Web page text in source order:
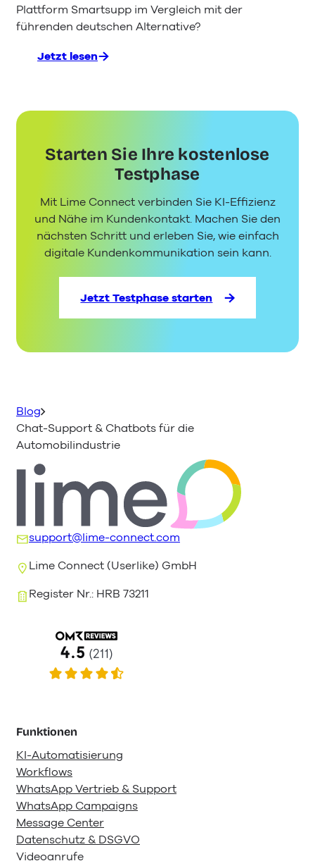
Plattform Smartsupp im Vergleich mit der
führenden deutschen Alternative?
Jetzt lesen
:
Alternative:
Smartsupp
2026
Starten Sie Ihre kostenlose
Testphase
Mit Lime Connect verbinden Sie KI-Effizienz
und Nähe im Kundenkontakt. Machen Sie den
nächsten Schritt und erleben Sie, wie einfach
digitale Kundenkommunikation sein kann.
Jetzt Testphase starten
Blog
Chat-Support & Chatbots für die
Automobilindustrie
support@lime-connect.com
Lime Connect (Userlike) GmbH
Register Nr.: HRB 73211
Funktionen
KI-Automatisierung
Workflows
WhatsApp Vertrieb & Support
WhatsApp Campaigns
Message Center
Datenschutz & DSGVO
Videoanrufe